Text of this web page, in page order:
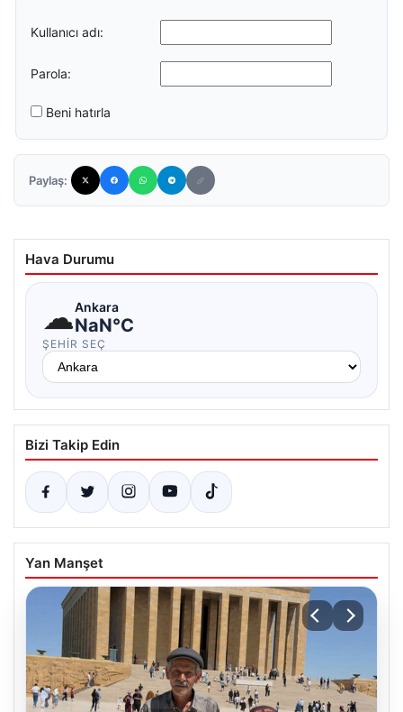
Kullanıcı adı:
Parola:
Beni hatırla
Paylaş:
Hava Durumu
☁Ankara
NaN°C
ŞEHIR SEÇ
Bizi Takip Edin
Yan Manşet